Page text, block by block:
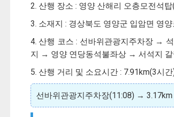
2. 산행 장소 : 영양 산해리 오층모전석
3. 소재지 : 경상북도 영양군 입암면 영
4. 산행 코스 : 선바위관광지주차장 →
지 → 영양 연당동석불좌상 → 서석지
5. 산행 거리 및 소요시간 : 7.91km(3시
선바위관광지주차장(11:08) →